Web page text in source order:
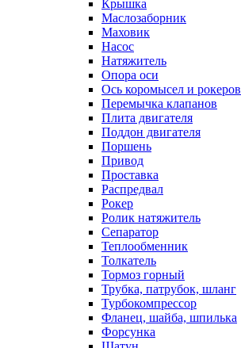
Крышка
Маслозаборник
Маховик
Насос
Натяжитель
Опора оси
Ось коромысел и рокеров
Перемычка клапанов
Плита двигателя
Поддон двигателя
Поршень
Привод
Проставка
Распредвал
Рокер
Ролик натяжитель
Сепаратор
Теплообменник
Толкатель
Тормоз горный
Трубка, патрубок, шланг
Турбокомпрессор
Фланец, шайба, шпилька
Форсунка